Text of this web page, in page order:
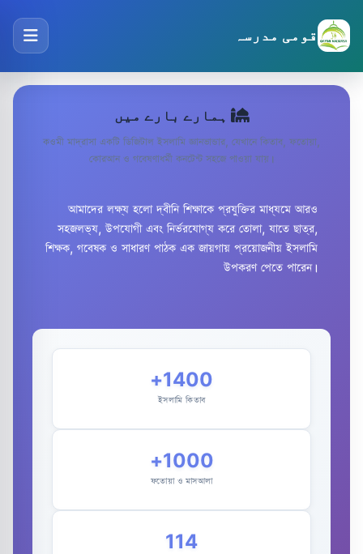
قومی مدرسہ
ہمارے بارے میں
কওমী মাদ্রাসা একটি ডিজিটাল ইসলামি জ্ঞানভান্ডার, যেখানে কিতাব, ফতোয়া,
কোরআন ও গবেষণাধর্মী কনটেন্ট সহজে পাওয়া যায়।
আমাদের লক্ষ্য হলো দ্বীনি শিক্ষাকে প্রযুক্তির মাধ্যমে আরও
সহজলভ্য, উপযোগী এবং নির্ভরযোগ্য করে তোলা, যাতে ছাত্র,
শিক্ষক, গবেষক ও সাধারণ পাঠক এক জায়গায় প্রয়োজনীয় ইসলামি
উপকরণ পেতে পারেন।
1400+
ইসলামি কিতাব
1000+
ফতোয়া ও মাসআলা
114